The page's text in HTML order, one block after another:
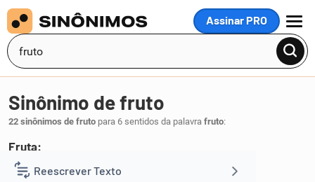
Assinar PRO
MENU
Reescrever Texto
Sinônimo de fruto
22 sinônimos de fruto para 6 sentidos da palavra fruto:
Fruta:
1 fruta,pomo.